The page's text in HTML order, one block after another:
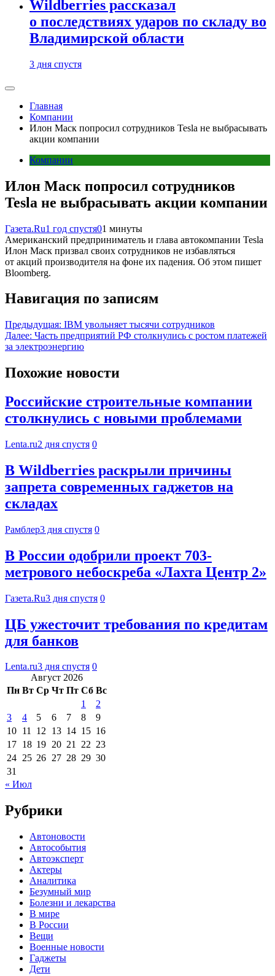
Wildberries рассказал
о последствиях ударов по складу во
Владимирской области
3 дня спустя
Главная
Компании
Илон Маск попросил сотрудников Tesla не выбрасывать
акции компании
Компании
Илон Маск попросил сотрудников
Tesla не выбрасывать акции компании
Газета.Ru1 год спустя01 минуты
Американский предприниматель и глава автокомпании Tesla
Илон Маск призвал своих сотрудников не избавляться
от акций производителя на фоне их падения. Об этом пишет
Bloomberg.
Навигация по записям
Предыдущая: IBM увольняет тысячи сотрудников
Далее: Часть предприятий РФ столкнулись с ростом платежей
за электроэнергию
Похожие новости
Российские строительные компании
столкнулись с новыми проблемами
Lenta.ru2 дня спустя 0
В Wildberries раскрыли причины
запрета современных гаджетов на
складах
Рамблер3 дня спустя 0
В России одобрили проект 703-
метрового небоскреба «Лахта Центр 2»
Газета.Ru3 дня спустя 0
ЦБ ужесточит требования по кредитам
для банков
Lenta.ru3 дня спустя 0
Август 2026
Пн Вт Ср Чт Пт Сб Вс
1
2
3
4 5 6 7 8
9
10 11 12 13 14 15 16
17 18 19 20 21 22 23
24 25 26 27 28 29 30
31
« Июл
Рубрики
Автоновости
Автособытия
Автоэксперт
Актеры
Аналитика
Безумный мир
Болезни и лекарства
В мире
В России
Вещи
Военные новости
Гаджеты
Дети